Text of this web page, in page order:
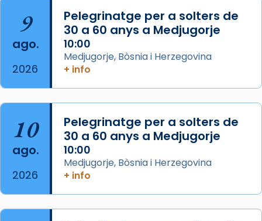
L’arquebisbe de Barcelona, el cardenal Joan
Josep Omella, ha presidit la missa i l’ha
concelebrat el bisbe auxiliar de Barcelona,
Mons. David Abadías.
📸 Dr. G. Simón
Foto
Arquebisbat de Barcelona
2 weeks ago
Memòria de les santes Juliana i
Acompanyant la història de sant Cugat, a
9
ago.
2026
Pelegrinatge per a solters de
30 a 60 anys a Medjugorje
10:00
Medjugorje, Bòsnia i Herzegovina
+ info
10
ago.
2026
Pelegrinatge per a solters de
30 a 60 anys a Medjugorje
10:00
Medjugorje, Bòsnia i Herzegovina
+ info